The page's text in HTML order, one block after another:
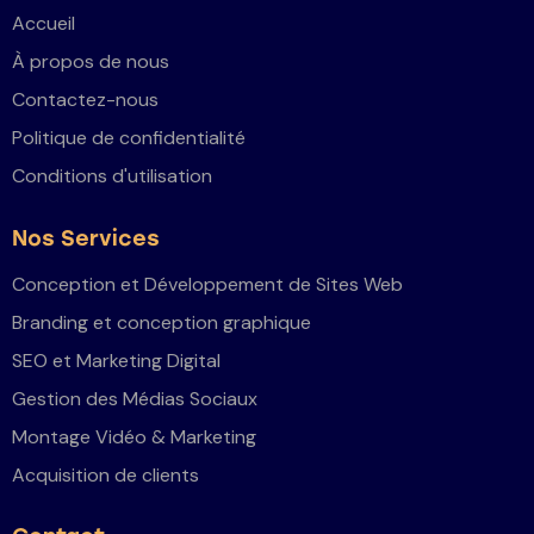
Accueil
À propos de nous
Contactez-nous
Politique de confidentialité
Conditions d'utilisation
Nos Services
Conception et Développement de Sites Web
Branding et conception graphique
SEO et Marketing Digital
Gestion des Médias Sociaux
Montage Vidéo & Marketing
Acquisition de clients